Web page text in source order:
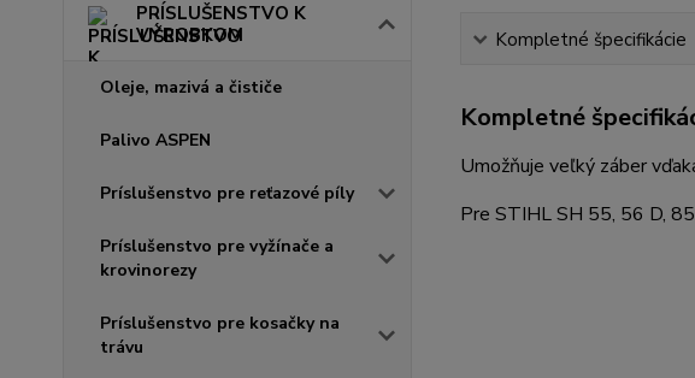
PRÍSLUŠENSTVO K
VÝROBKOM
Oleje, mazivá a čističe
Palivo ASPEN
Príslušenstvo pre reťazové píly
Príslušenstvo pre vyžínače a
krovinorezy
Príslušenstvo pre kosačky na
trávu
Kompletné špecifikácie
Kompletné
Umožňuje veľký záber
Pre STIHL SH 55, 56 D,